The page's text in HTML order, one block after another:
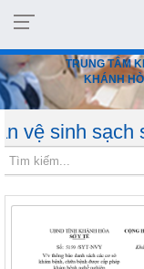
TRUNG TÂM
KHÁNH